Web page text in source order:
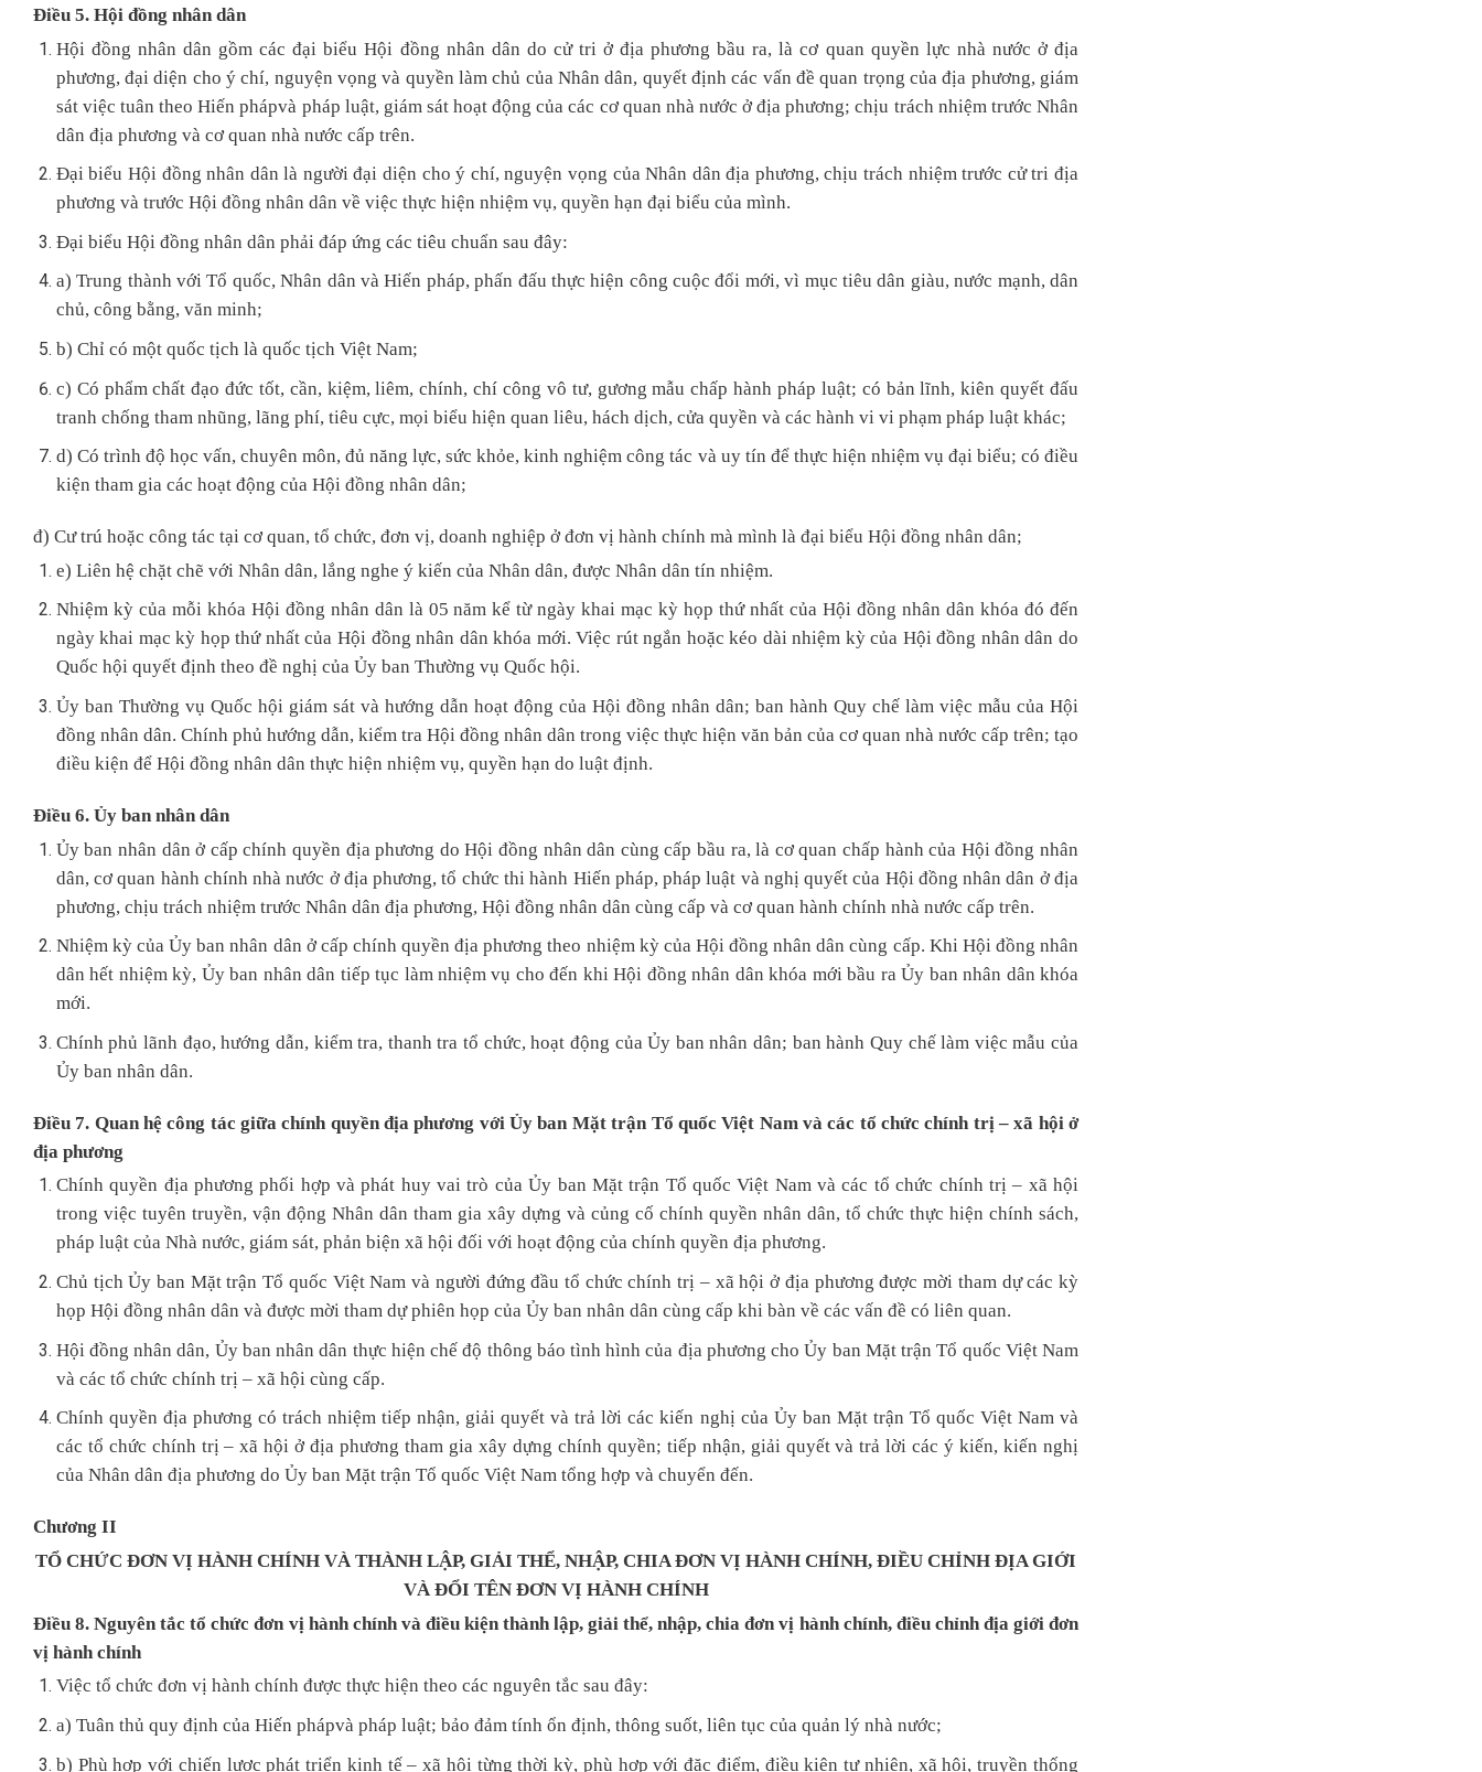
Điều 5. Hội đồng nhân dân
Hội đồng nhân dân gồm các đại biểu Hội đồng nhân dân do cử tri ở địa phương bầu ra, là cơ quan quyền lực nhà nước ở địa
phương, đại diện cho ý chí, nguyện vọng và quyền làm chủ của Nhân dân, quyết định các vấn đề quan trọng của địa phương, giám
sát việc tuân theo Hiến phápvà pháp luật, giám sát hoạt động của các cơ quan nhà nước ở địa phương; chịu trách nhiệm trước Nhân
dân địa phương và cơ quan nhà nước cấp trên.
Đại biểu Hội đồng nhân dân là người đại diện cho ý chí, nguyện vọng của Nhân dân địa phương, chịu trách nhiệm trước cử tri địa
phương và trước Hội đồng nhân dân về việc thực hiện nhiệm vụ, quyền hạn đại biểu của mình.
Đại biểu Hội đồng nhân dân phải đáp ứng các tiêu chuẩn sau đây:
a) Trung thành với Tổ quốc, Nhân dân và Hiến pháp, phấn đấu thực hiện công cuộc đổi mới, vì mục tiêu dân giàu, nước mạnh, dân
chủ, công bằng, văn minh;
b) Chỉ có một quốc tịch là quốc tịch Việt Nam;
c) Có phẩm chất đạo đức tốt, cần, kiệm, liêm, chính, chí công vô tư, gương mẫu chấp hành pháp luật; có bản lĩnh, kiên quyết đấu
tranh chống tham nhũng, lãng phí, tiêu cực, mọi biểu hiện quan liêu, hách dịch, cửa quyền và các hành vi vi phạm pháp luật khác;
d) Có trình độ học vấn, chuyên môn, đủ năng lực, sức khỏe, kinh nghiệm công tác và uy tín để thực hiện nhiệm vụ đại biểu; có điều
kiện tham gia các hoạt động của Hội đồng nhân dân;
đ) Cư trú hoặc công tác tại cơ quan, tổ chức, đơn vị, doanh nghiệp ở đơn vị hành chính mà mình là đại biểu Hội đồng nhân dân;
e) Liên hệ chặt chẽ với Nhân dân, lắng nghe ý kiến của Nhân dân, được Nhân dân tín nhiệm.
Nhiệm kỳ của mỗi khóa Hội đồng nhân dân là 05 năm kể từ ngày khai mạc kỳ họp thứ nhất của Hội đồng nhân dân khóa đó đến
ngày khai mạc kỳ họp thứ nhất của Hội đồng nhân dân khóa mới. Việc rút ngắn hoặc kéo dài nhiệm kỳ của Hội đồng nhân dân do
Quốc hội quyết định theo đề nghị của Ủy ban Thường vụ Quốc hội.
Ủy ban Thường vụ Quốc hội giám sát và hướng dẫn hoạt động của Hội đồng nhân dân; ban hành Quy chế làm việc mẫu của Hội
đồng nhân dân. Chính phủ hướng dẫn, kiểm tra Hội đồng nhân dân trong việc thực hiện văn bản của cơ quan nhà nước cấp trên; tạo
điều kiện để Hội đồng nhân dân thực hiện nhiệm vụ, quyền hạn do luật định.
Điều 6. Ủy ban nhân dân
Ủy ban nhân dân ở cấp chính quyền địa phương do Hội đồng nhân dân cùng cấp bầu ra, là cơ quan chấp hành của Hội đồng nhân
dân, cơ quan hành chính nhà nước ở địa phương, tổ chức thi hành Hiến pháp, pháp luật và nghị quyết của Hội đồng nhân dân ở địa
phương, chịu trách nhiệm trước Nhân dân địa phương, Hội đồng nhân dân cùng cấp và cơ quan hành chính nhà nước cấp trên.
Nhiệm kỳ của Ủy ban nhân dân ở cấp chính quyền địa phương theo nhiệm kỳ của Hội đồng nhân dân cùng cấp. Khi Hội đồng nhân
dân hết nhiệm kỳ, Ủy ban nhân dân tiếp tục làm nhiệm vụ cho đến khi Hội đồng nhân dân khóa mới bầu ra Ủy ban nhân dân khóa
mới.
Chính phủ lãnh đạo, hướng dẫn, kiểm tra, thanh tra tổ chức, hoạt động của Ủy ban nhân dân; ban hành Quy chế làm việc mẫu của
Ủy ban nhân dân.
Điều 7. Quan hệ công tác giữa chính quyền địa phương với Ủy ban Mặt trận Tổ quốc Việt Nam và các tổ chức chính trị – xã hội ở
địa phương
Chính quyền địa phương phối hợp và phát huy vai trò của Ủy ban Mặt trận Tổ quốc Việt Nam và các tổ chức chính trị – xã hội
trong việc tuyên truyền, vận động Nhân dân tham gia xây dựng và củng cố chính quyền nhân dân, tổ chức thực hiện chính sách,
pháp luật của Nhà nước, giám sát, phản biện xã hội đối với hoạt động của chính quyền địa phương.
Chủ tịch Ủy ban Mặt trận Tổ quốc Việt Nam và người đứng đầu tổ chức chính trị – xã hội ở địa phương được mời tham dự các kỳ
họp Hội đồng nhân dân và được mời tham dự phiên họp của Ủy ban nhân dân cùng cấp khi bàn về các vấn đề có liên quan.
Hội đồng nhân dân, Ủy ban nhân dân thực hiện chế độ thông báo tình hình của địa phương cho Ủy ban Mặt trận Tổ quốc Việt Nam
và các tổ chức chính trị – xã hội cùng cấp.
Chính quyền địa phương có trách nhiệm tiếp nhận, giải quyết và trả lời các kiến nghị của Ủy ban Mặt trận Tổ quốc Việt Nam và
các tổ chức chính trị – xã hội ở địa phương tham gia xây dựng chính quyền; tiếp nhận, giải quyết và trả lời các ý kiến, kiến nghị
của Nhân dân địa phương do Ủy ban Mặt trận Tổ quốc Việt Nam tổng hợp và chuyển đến.
Chương II
TỔ CHỨC ĐƠN VỊ HÀNH CHÍNH VÀ THÀNH LẬP, GIẢI THỂ, NHẬP, CHIA ĐƠN VỊ HÀNH CHÍNH, ĐIỀU CHỈNH ĐỊA GIỚI
VÀ ĐỔI TÊN ĐƠN VỊ HÀNH CHÍNH
Điều 8. Nguyên tắc tổ chức đơn vị hành chính và điều kiện thành lập, giải thể, nhập, chia đơn vị hành chính, điều chỉnh địa giới đơn
vị hành chính
Việc tổ chức đơn vị hành chính được thực hiện theo các nguyên tắc sau đây:
a) Tuân thủ quy định của Hiến phápvà pháp luật; bảo đảm tính ổn định, thông suốt, liên tục của quản lý nhà nước;
b) Phù hợp với chiến lược phát triển kinh tế – xã hội từng thời kỳ, phù hợp với đặc điểm, điều kiện tự nhiên, xã hội, truyền thống